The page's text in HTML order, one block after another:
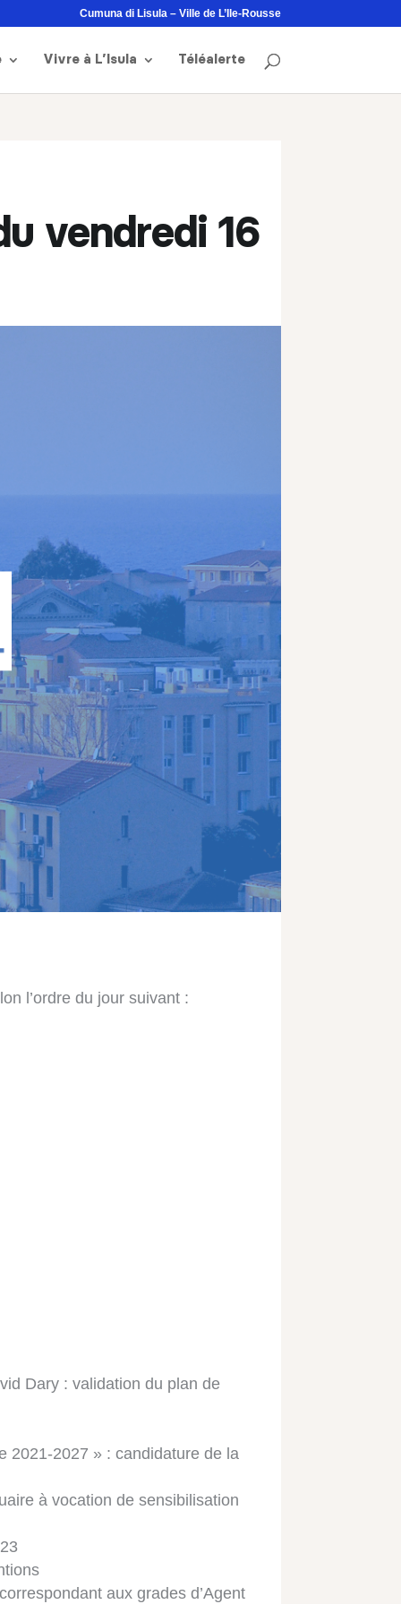
Cumuna di Lisula – Ville de L’Ile-Rousse
Vivre à L’Isula Téléalerte
vendredi 16
l’ordre du jour suivant :
Dary : validation du plan de
2021-2027 » : candidature de la
à vocation de sensibilisation
aux grades d’Agent